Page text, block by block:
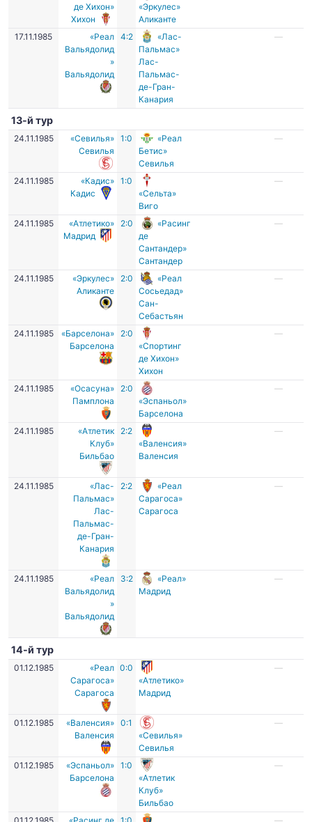
де Хихон»
Хихон
«Эркулес»
Аликанте
17.11.1985
«Реал
Вальядолид
»
Вальядолид
4:2
«Лас-
Пальмас»
Лас-
Пальмас-
де-Гран-
Канария
—
13-й тур
24.11.1985
«Севилья»
Севилья
1:0
«Реал
Бетис»
Севилья
—
24.11.1985
«Кадис»
Кадис
1:0
«Сельта»
Виго
—
24.11.1985
«Атлетико»
Мадрид
2:0
«Расинг
де
Сантандер»
Сантандер
—
24.11.1985
«Эркулес»
Аликанте
2:0
«Реал
Сосьедад»
Сан-
Себастьян
—
24.11.1985
«Барселона»
Барселона
2:0
«Спортинг
де Хихон»
Хихон
—
24.11.1985
«Осасуна»
Памплона
2:0
«Эспаньол»
Барселона
—
24.11.1985
«Атлетик
Клуб»
Бильбао
2:2
«Валенсия»
Валенсия
—
24.11.1985
«Лас-
Пальмас»
Лас-
Пальмас-
де-Гран-
Канария
2:2
«Реал
Сарагоса»
Сарагоса
—
24.11.1985
«Реал
Вальядолид
»
Вальядолид
3:2
«Реал»
Мадрид
—
14-й тур
01.12.1985
«Реал
Сарагоса»
Сарагоса
0:0
«Атлетико»
Мадрид
—
01.12.1985
«Валенсия»
Валенсия
0:1
«Севилья»
Севилья
—
01.12.1985
«Эспаньол»
Барселона
1:0
«Атлетик
Клуб»
Бильбао
—